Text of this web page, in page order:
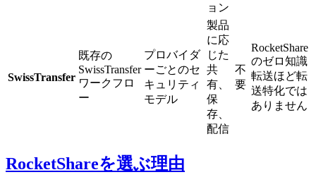
ョン
SwissTransfer
既存の
SwissTransfer
ワークフロ
ー
プロバイダ
ーごとのセ
キュリティ
モデル
製品
に応
じた
共
有、
保
存、
配信
不
要
RocketShare
のゼロ知識
転送ほど転
送特化では
ありません
RocketShareを選ぶ理由